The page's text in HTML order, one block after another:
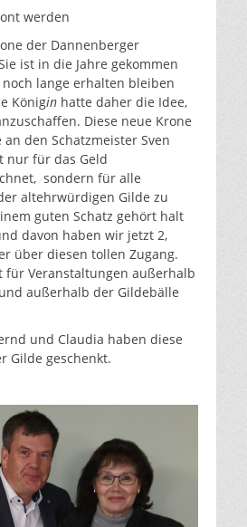
werden
der Dannenberger
ist in die Jahre gekommen
lange erhalten bleiben
Königin hatte daher die Idee,
Diese neue Krone
den Schatzmeister Sven
nur für das Geld
sondern für alle
altehrwürdigen Gilde zu
guten Schatz gehört halt
davon haben wir jetzt 2,
über diesen tollen Zugang.
für Veranstaltungen außerhalb
außerhalb der Gildebälle
und Claudia haben diese
Gilde geschenkt.